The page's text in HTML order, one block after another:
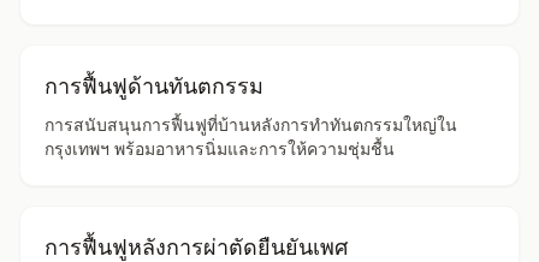
การฟื้นฟูด้านทันตกรรม
การสนับสนุนการฟื้นฟูที่บ้านหลังการทำทันตกรรมใหญ่ใน
กรุงเทพฯ พร้อมอาหารนิ่มและการให้ความชุ่มชื้น
การฟื้นฟูหลังการผ่าตัดยืนยันเพศ